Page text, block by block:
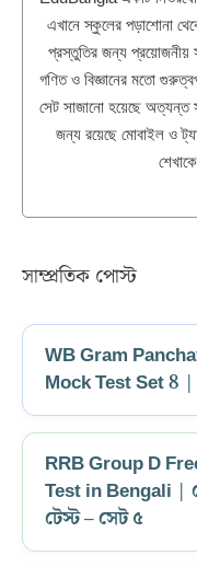
এখানে স্কুলের পড়াশোনা
প্রস্তুতির জন্য প্রয়োজনীয়
গণিত ও বিজ্ঞানের মতো
সেট সাজানো হয়েছে অত্যন্ত
জন্য রয়েছে মোবাইল ও
সাম্প্রতিক পোস্ট
WB Gram
Mock Test Set 8
RRB Group D
Test in Bengali |
টেস্ট – সেট ৫